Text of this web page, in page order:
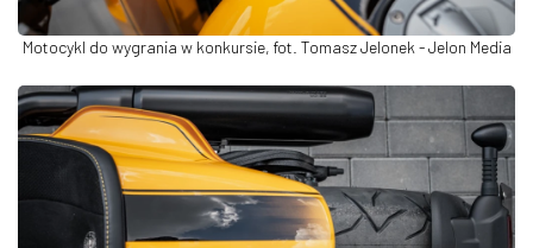
Motocykl do wygrania w konkursie, fot. Tomasz Jelonek - Jelon Media